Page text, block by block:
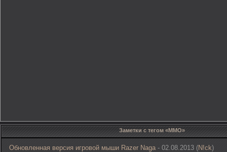
Заметки с тегом «MMO»
Обновленная версия игровой мыши Razer Naga - 02.08.2013 (N!ck)